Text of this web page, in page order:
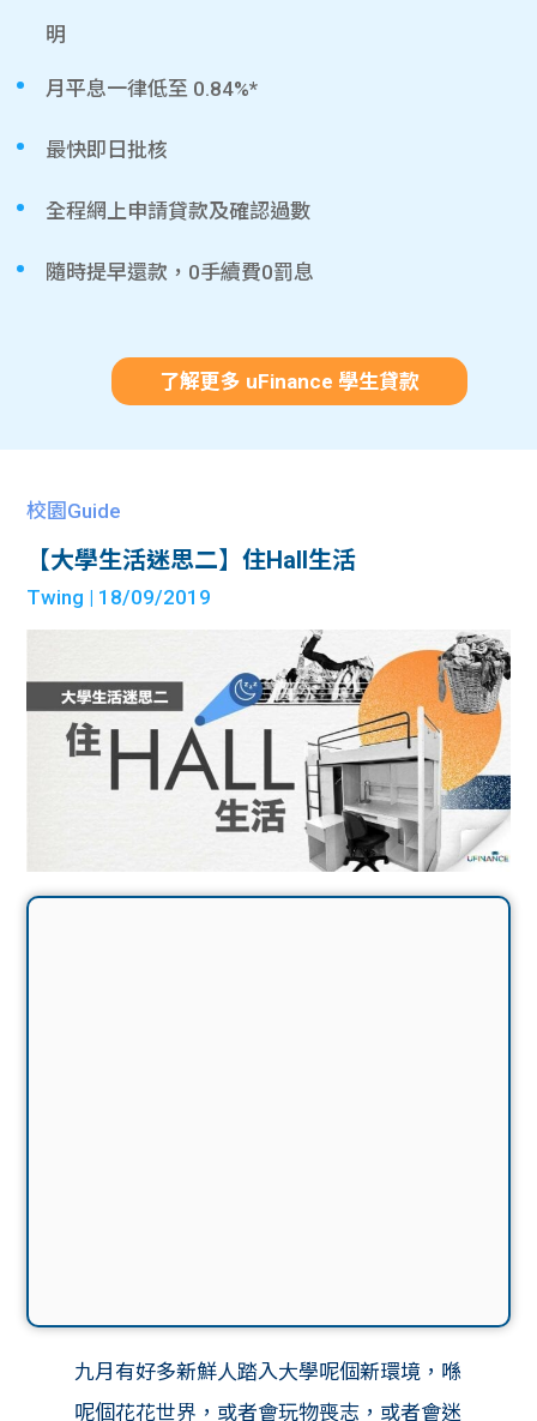
明
月平息一律低至 0.84%*
最快即日批核
全程網上申請貸款及確認過數
隨時提早還款，0手續費0罰息
了解更多 uFinance 學生貸款
校園Guide
【大學生活迷思二】住Hall生活
Twing | 18/09/2019
九月有好多新鮮人踏入大學呢個新環境，喺
呢個花花世界，或者會玩物喪志，或者會迷